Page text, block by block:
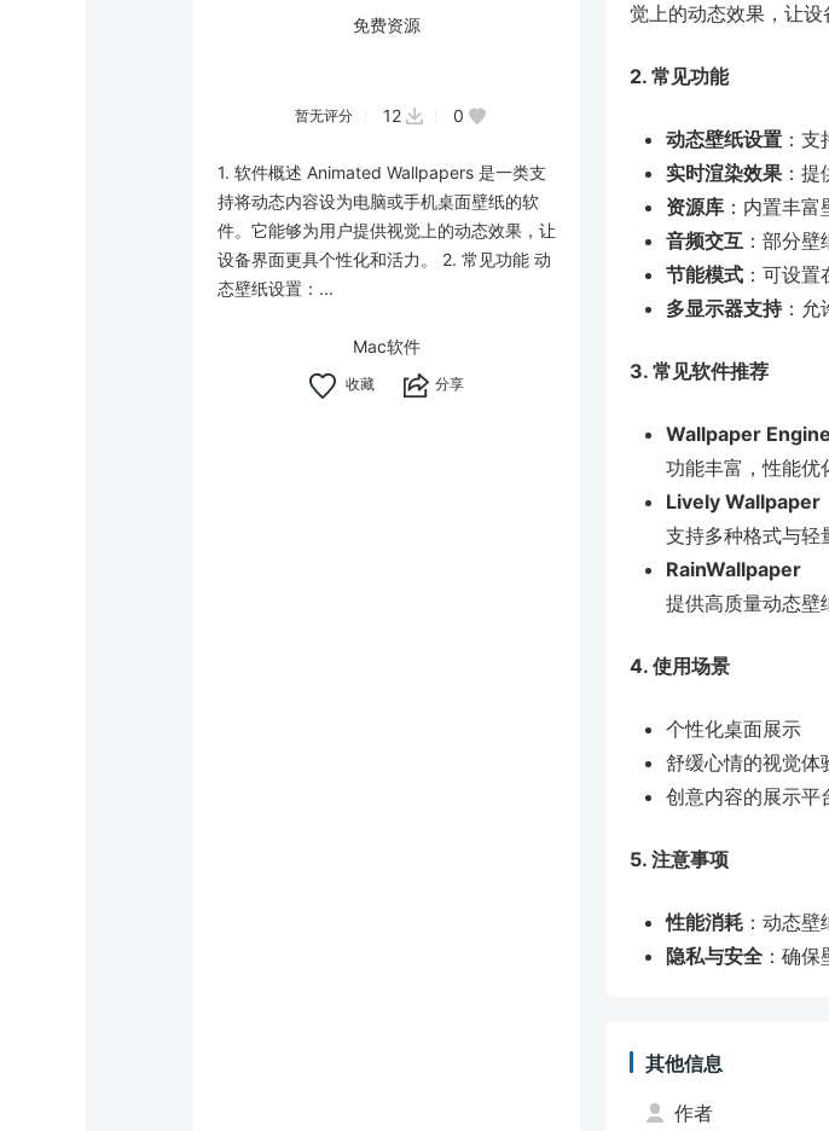
免费资源
暂无评分 12 0
1. 软件概述 Animated Wallpapers 是一类支
持将动态内容设为电脑或手机桌面壁纸的软
件。它能够为用户提供视觉上的动态效果，让
设备界面更具个性化和活力。 2. 常见功能 动
态壁纸设置：...
Mac软件
分享
觉上的动态效果，让设
2. 常见功能
动态壁纸设置 ：
实时渲染效果 ：
资源库 ：内置丰
音频交互 ：部分
节能模式 ：可设
多显示器支持：允
3. 常见软件推荐
Wallpaper Engine
功能丰富，性能优
Lively Wallpaper
支持多种格式与轻
RainWallpaper
提供高质量动态壁
4. 使用场景
个性化桌面展示
舒缓心情的视觉体
创意内容的展示平
5. 注意事项
性能消耗 ：动态
隐私与安全 ：确
其他信息
作者